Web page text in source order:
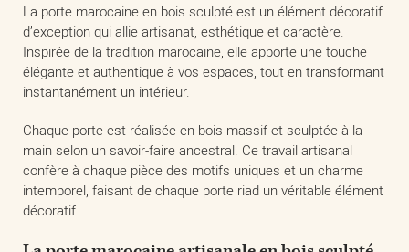
La porte marocaine en bois sculpté est un élément décoratif
d’exception qui allie artisanat, esthétique et caractère.
Inspirée de la tradition marocaine, elle apporte une touche
élégante et authentique à vos espaces, tout en transformant
instantanément un intérieur.
Chaque porte est réalisée en bois massif et sculptée à la
main selon un savoir-faire ancestral. Ce travail artisanal
confère à chaque pièce des motifs uniques et un charme
intemporel, faisant de chaque porte riad un véritable élément
décoratif.